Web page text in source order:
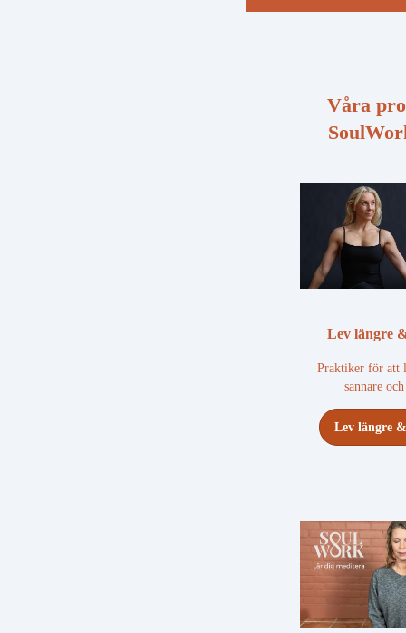
Våra
Lev längre
Praktiker för att
sannare
Lev längre